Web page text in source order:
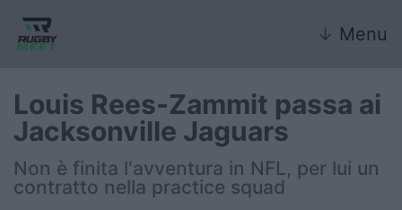
↓ Menu
Nazionali giovanili
Louis Rees-Zammit passa ai
Jacksonville Jaguars
Non è finita l'avventura in NFL, per lui un
contratto nella practice squad